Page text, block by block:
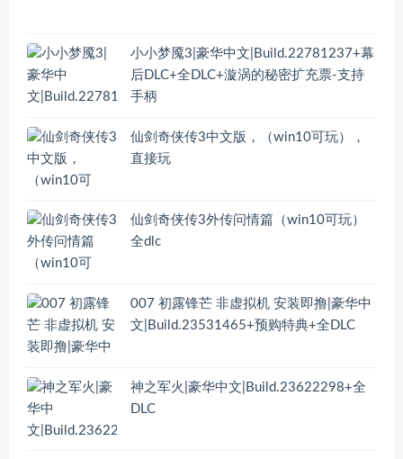
小小梦魇3|豪华中文|Build.22781237+幕
后DLC+全DLC+漩涡的秘密扩充票-支持
手柄
仙剑奇侠传3中文版，（win10可玩），
直接玩
仙剑奇侠传3外传问情篇（win10可玩）
全dlc
007 初露锋芒 非虚拟机 安装即撸|豪华中
文|Build.23531465+预购特典+全DLC
神之军火|豪华中文|Build.23622298+全
DLC